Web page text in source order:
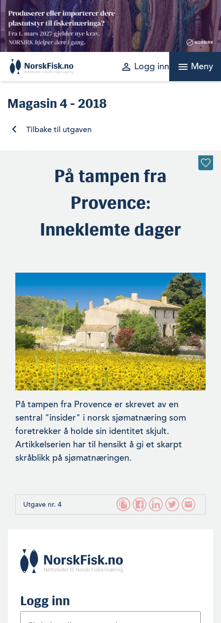
Skip
content
perm_identity Logg inn menu Meny
Magasin4 - 2018
Tilbake til utgaven
På tampen fra
Provence:
Inneklemte dager
På tampen fra Provence er skrevet av en
sentral "insider" i norsk sjømatnæring som
foretrekker å holde sin identitet skjult.
Artikkelserien har til hensikt å gi et skarpt
skråblikk på sjømatnæringen.
Utgave nr. 4
Logg inn